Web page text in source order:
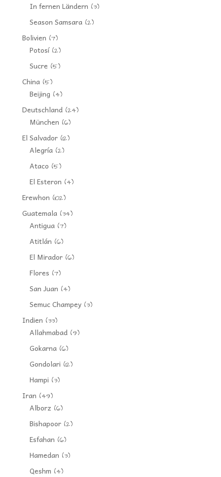
In fernen Ländern (3)
Season Samsara(2)
Bolivien (7)
Potosí(2)
Sucre (5)
China(5)
Beijing (4)
Deutschland(24)
München (6)
El Salvador(12)
Alegría(2)
Ataco (5)
El Esteron (4)
Erewhon (102)
Guatemala(34)
Antigua(7)
Atitlán (6)
El Mirador(6)
Flores (7)
San Juan (4)
Semuc Champey(3)
Indien (33)
Allahmabad(9)
Gokarna(6)
Gondolari (12)
Hampi (3)
Iran (49)
Alborz (6)
Bishapoor(2)
Esfahan (6)
Hamedan (3)
Qeshm (4)